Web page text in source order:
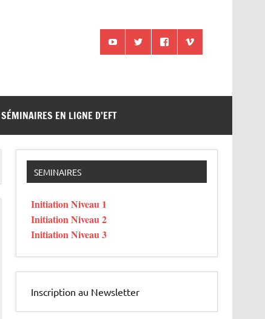
SÉMINAIRES EN LIGNE D’EFT
SEMINAIRES
Initiation Niveau 1
Initiation Niveau 2
Initiation Niveau 3
Inscription au Newsletter